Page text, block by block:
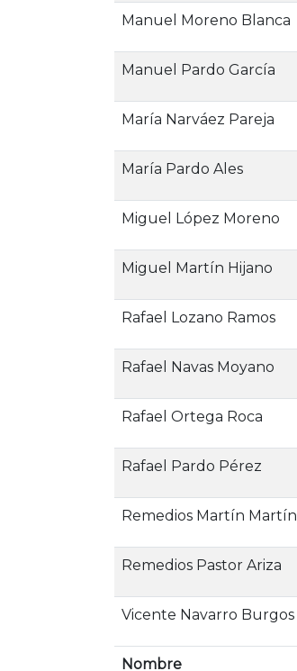
Manuel Moreno Blanca
Manuel Pardo García
María Narváez Pareja
María Pardo Ales
Miguel López Moreno
Miguel Martín Hijano
Rafael Lozano Ramos
Rafael Navas Moyano
Rafael Ortega Roca
Rafael Pardo Pérez
Remedios Martín Martín
Remedios Pastor Ariza
Vicente Navarro Burgos
Nombre